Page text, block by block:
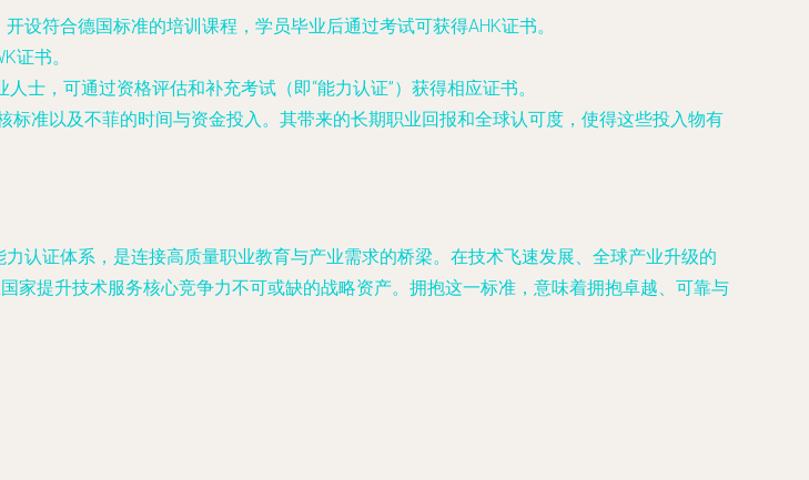
设符合德国标准的培训课程，学员毕业后通过考试可获得AHK证书。
证书。
士，可通过资格评估和补充考试（即“能力认证”）获得相应证书。
准以及不菲的时间与资金投入。其带来的长期职业回报和全球认可度，使得这些投入物有
认证体系，是连接高质量职业教育与产业需求的桥梁。在技术飞速发展、全球产业升级的
家提升技术服务核心竞争力不可或缺的战略资产。拥抱这一标准，意味着拥抱卓越、可靠与